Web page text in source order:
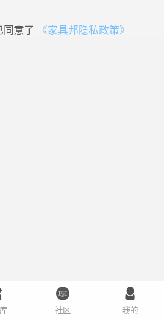
同意了 《家具邦隐私政策》
社区 我的